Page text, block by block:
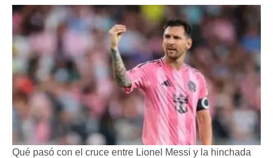
Qué pasó con el cruce entre Lionel Messi y la hinchada